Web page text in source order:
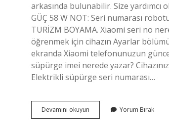
arkasında bulunabilir. Size yardımcı
GÜÇ 58 W NOT: Seri numarası
TURİZM BOYAMA. Xiaomi seri no
öğrenmek için cihazın Ayarlar
ekranda Xiaomi telefonunuzun
süpürge imei nerede yazar?
Elektrikli süpürge seri numarası…
Devamını okuyun
Süpürge
Yorum Bırak